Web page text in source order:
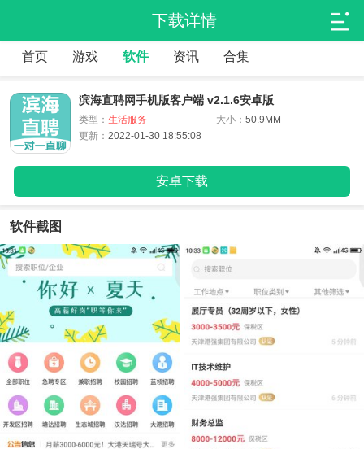
下载详情
首页 游戏 软件 资讯 合集
滨海直聘网手机版客户端 v2.1.6安卓版
类型： 生活服务 大小：50.9MM
更新： 2022-01-30 18:55:08
安卓下载
软件截图